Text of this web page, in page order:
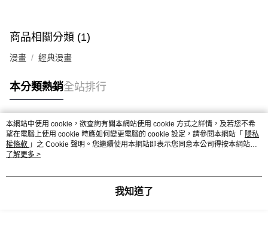
商品相關分類 (1)
漫畫 經典漫畫
本分類熱銷全站排行
熱門標籤
本網站中使用 cookie，欲查詢有關本網站使用 cookie 方式之詳情，及若您不希
望在電腦上使用 cookie 時應如何變更電腦的 cookie 設定，請參閱本網站「 隱私
權條款 」之 Cookie 聲明。您繼續使用本網站即表示您同意本公司得按本網站使
用條款之 Cookie 聲明使用 cookie。
了解更多 >
我知道了